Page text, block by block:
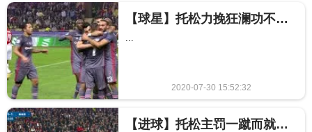
【球星】托松力挽狂澜功不可没 头顶脚踢2球导演客场逆转
...
2020-07-30 15:52:32
2017
【进球】托松主罚一蹴而就 夸雷斯马绝妙扣球造点